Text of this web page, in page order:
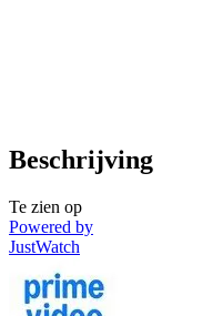
Beschrijving
Te zien op
Powered by
JustWatch